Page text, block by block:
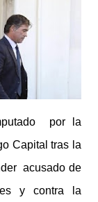
por la
Capital tras la
acusado de
y contra la